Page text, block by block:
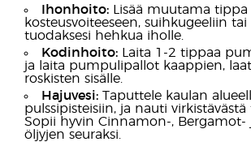
Ihonhoito: Lisää muutama tippa
kosteusvoiteeseen, suihkugeeliin
tuodaksesi hehkua iholle.
Kodinhoito: Laita 1-2 tippaa
ja laita pumpulipallot kaappien,
roskisten sisälle.
Hajuvesi: Taputtele kaulan
pulssipisteisiin, ja nauti virkistävästä
Sopii hyvin Cinnamon-, Bergamot-
öljyjen seuraksi.